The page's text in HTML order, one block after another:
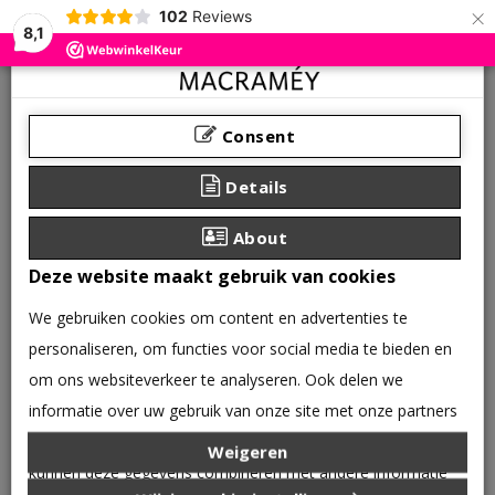
8,1
102 Reviews ×
0 product(en) - €0,00
CATEGORIEËN
Consent
Details
About
Deze website maakt gebruik van cookies
We gebruiken cookies om content en advertenties te
personaliseren, om functies voor social media te bieden en
om ons websiteverkeer te analyseren. Ook delen we
informatie over uw gebruik van onze site met onze partners
voor social media, adverteren en analyse. Deze partners
kunnen deze gegevens combineren met andere informatie
Weigeren